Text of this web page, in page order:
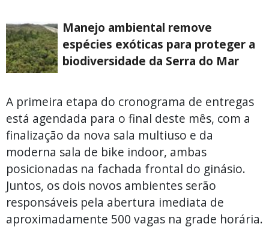
Manejo ambiental remove
espécies exóticas para proteger a
biodiversidade da Serra do Mar
A primeira etapa do cronograma de entregas
está agendada para o final deste mês, com a
finalização da nova sala multiuso e da
moderna sala de bike indoor, ambas
posicionadas na fachada frontal do ginásio.
Juntos, os dois novos ambientes serão
responsáveis pela abertura imediata de
aproximadamente 500 vagas na grade horária.